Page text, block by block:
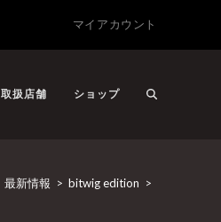
マイアカウント
取扱店舗 ショップ
最新情報 > bitwig edition >